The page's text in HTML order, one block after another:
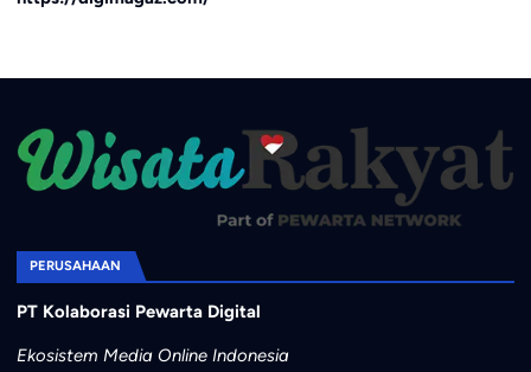
PERUSAHAAN
PT Kolaborasi Pewarta Digital
Ekosistem Media Online Indonesia